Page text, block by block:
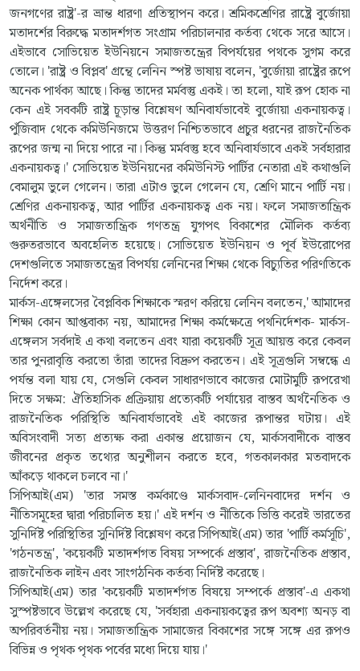
জনগণের রাষ্ট্র'-র ভ্রান্ত ধারণা প্রতিস্থাপন করে। শ্রমিকশ্রেণির রাষ্ট্রে বুর্জোয়া
মতাদর্শের বিরুদ্ধে মতাদর্শগত সংগ্রাম পরিচালনার কর্তব্য থেকে সরে আসে।
এইভাবে সোভিয়েত ইউনিয়নে সমাজতন্ত্রের বিপর্যয়ের পথকে সুগম করে
তোলে। 'রাষ্ট্র ও বিপ্লব' গ্রন্থে লেনিন স্পষ্ট ভাষায় বলেন, 'বুর্জোয়া রাষ্ট্রের রূপে
অনেক পার্থক্য আছে। কিন্তু তাদের মর্মবস্তু একই। তা হলো, যাই রূপ হোক না
কেন এই সবকটি রাষ্ট্র চূড়ান্ত বিশ্লেষণ অনিবার্যভাবেই বুর্জোয়া একনায়কত্ব।
পুঁজিবাদ থেকে কমিউনিজমে উত্তরণ নিশ্চিতভাবে প্রচুর ধরনের রাজনৈতিক
রূপের জন্ম না দিয়ে পারে না। কিন্তু মর্মবস্তু হবে অনিবার্যভাবে একই সর্বহারার
একনায়কত্ব।' সোভিয়েত ইউনিয়নের কমিউনিস্ট পার্টির নেতারা এই কথাগুলি
বেমালুম ভুলে গেলেন। তারা এটাও ভুলে গেলেন যে, শ্রেণি মানে পার্টি নয়।
শ্রেণির একনায়কত্ব, আর পার্টির একনায়কত্ব এক নয়। ফলে সমাজতান্ত্রিক
অর্থনীতি ও সমাজতান্ত্রিক গণতন্ত্র যুগপৎ বিকাশের মৌলিক কর্তব্য
গুরুতরভাবে অবহেলিত হয়েছে। সোভিয়েত ইউনিয়ন ও পূর্ব ইউরোপের
দেশগুলিতে সমাজতন্ত্রের বিপর্যয় লেনিনের শিক্ষা থেকে বিচ্যুতির পরিণতিকে
নির্দেশ করে।
মার্কস-এঙ্গেলসের বৈপ্লবিক শিক্ষাকে স্মরণ করিয়ে লেনিন বলতেন,' আমাদের
শিক্ষা কোন আপ্তবাক্য নয়, আমাদের শিক্ষা কর্মক্ষেত্রে পথনির্দেশক- মার্কস-
এঙ্গেলস সর্বদাই এ কথা বলতেন এবং যারা কয়েকটি সূত্র আয়ত্ত করে কেবল
তার পুনরাবৃত্তি করতো তাঁরা তাদের বিদ্রুপ করতেন। এই সূত্রগুলি সম্বন্ধে এ
পর্যন্ত বলা যায় যে, সেগুলি কেবল সাধারণভাবে কাজের মোটামুটি রূপরেখা
দিতে সক্ষম: ঐতিহাসিক প্রক্রিয়ায় প্রত্যেকটি পর্যায়ের বাস্তব অর্থনৈতিক ও
রাজনৈতিক পরিস্থিতি অনিবার্যভাবেই এই কাজের রূপান্তর ঘটায়। এই
অবিসংবাদী সত্য প্রত্যক্ষ করা একান্ত প্রয়োজন যে, মার্কসবাদীকে বাস্তব
জীবনের প্রকৃত তথ্যের অনুশীলন করতে হবে, গতকালকার মতবাদকে
আঁকড়ে থাকলে চলবে না।'
সিপিআই(এম) 'তার সমস্ত কর্মকাণ্ডে মার্কসবাদ-লেনিনবাদের দর্শন ও
নীতিসমূহের দ্বারা পরিচালিত হয়।' এই দর্শন ও নীতিকে ভিত্তি করেই ভারতের
সুনির্দিষ্ট পরিস্থিতির সুনির্দিষ্ট বিশ্লেষণ করে সিপিআই(এম) তার 'পার্টি কর্মসূচি',
'গঠনতন্ত্র', 'কয়েকটি মতাদর্শগত বিষয় সম্পর্কে প্রস্তাব', রাজনৈতিক প্রস্তাব,
রাজনৈতিক লাইন এবং সাংগঠনিক কর্তব্য নির্দিষ্ট করেছে।
সিপিআই(এম) তার 'কয়েকটি মতাদর্শগত বিষয়ে সম্পর্কে প্রস্তাব'-এ একথা
সুস্পষ্টভাবে উল্লেখ করেছে যে, 'সর্বহারা একনায়কত্বের রূপ অবশ্য অনড় বা
অপরিবর্তনীয় নয়। সমাজতান্ত্রিক সামাজের বিকাশের সঙ্গে সঙ্গে এর রূপও
বিভিন্ন ও পৃথক পৃথক পর্বের মধ্যে দিয়ে যায়।'